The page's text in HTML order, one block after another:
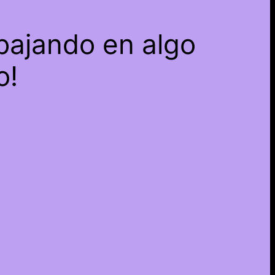
en algo